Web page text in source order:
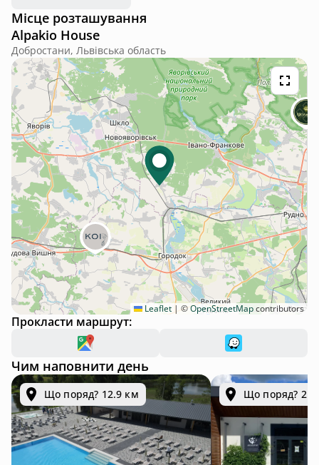
Місце розташування
Alpakio House
Добростани, Львівська область
Leaflet | ©OpenStreetMapcontributors
Прокласти маршрут:
Чим наповнити день
Що поряд? 12.9 км Що поряд?